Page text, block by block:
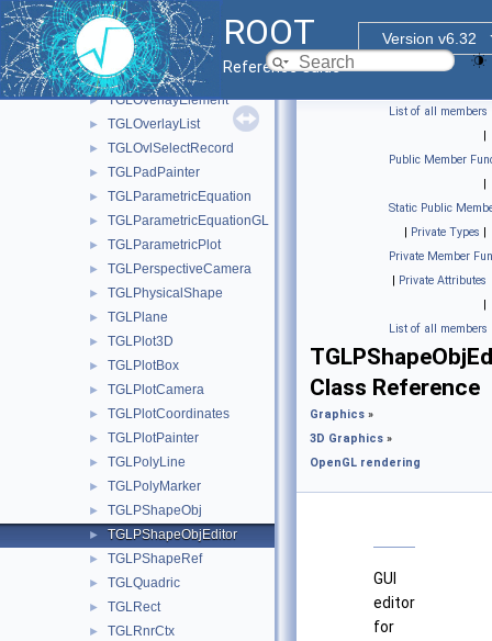
ROOT
Version v6.32
Reference Guide
► TGLObject
► TGLOrthoCamera
► TGLOutput
► TGLOverlayButton
► TGLOverlayElement
► TGLOverlayList
► TGLOvlSelectRecord
► TGLPadPainter
► TGLParametricEquation
► TGLParametricEquationGL
► TGLParametricPlot
► TGLPerspectiveCamera
► TGLPhysicalShape
► TGLPlane
► TGLPlot3D
► TGLPlotBox
► TGLPlotCamera
► TGLPlotCoordinates
► TGLPlotPainter
► TGLPolyLine
► TGLPolyMarker
► TGLPShapeObj
► TGLPShapeObjEditor
► TGLPShapeRef
► TGLQuadric
► TGLRect
► TGLRnrCtx
List of all members
|
Public Member
|
Static Public
| Private Types |
Private Member
| Private Attributes
|
List of all members
Class Reference
Graphics »
3D Graphics »
OpenGL rendering
GUI
editor
for